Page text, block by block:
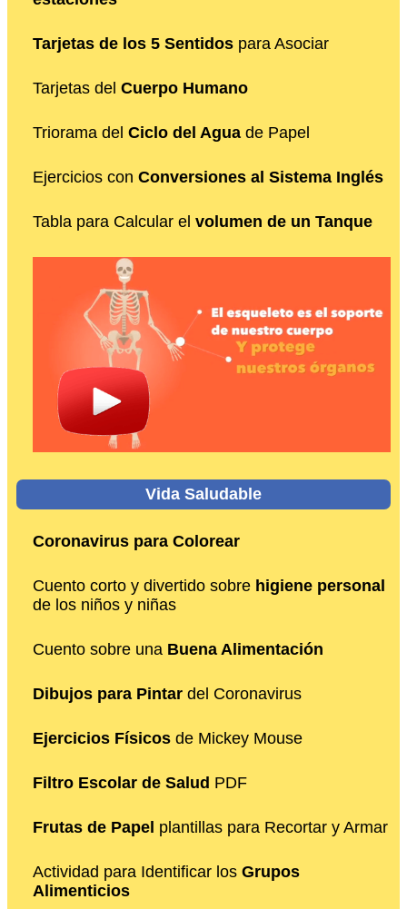
Tarjetas de los 5 Sentidos para Asociar
Tarjetas del Cuerpo Humano
Triorama del Ciclo del Agua de Papel
Ejercicios con Conversiones al Sistema Inglés
Tabla para Calcular el volumen de un Tanque
Vida Saludable
Coronavirus para Colorear
Cuento corto y divertido sobre higiene personal
de los niños y niñas
Cuento sobre una Buena Alimentación
Dibujos para Pintar del Coronavirus
Ejercicios Físicos de Mickey Mouse
Filtro Escolar de Salud PDF
Frutas de Papel plantillas para Recortar y Armar
Actividad para Identificar los Grupos
Alimenticios